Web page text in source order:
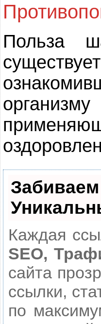
Польза
Каждая
SEO,
сайта
ссылки,
по